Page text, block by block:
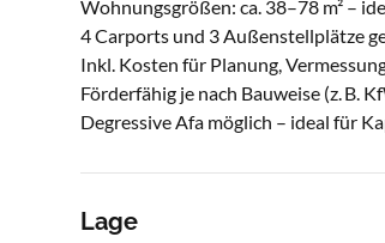
Wohnungsgrößen: ca. 38–78 m² –
4 Carports und 3 Außenstellplätze
Inkl. Kosten für Planung,
Förderfähig je nach Bauweise (z. B.
Degressive Afa möglich – ideal für
Lage